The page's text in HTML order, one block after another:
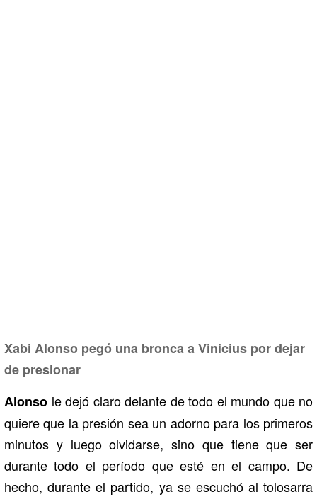
Xabi Alonso pegó una bronca a Vinicius por dejar
de presionar
Alonso le dejó claro delante de todo el mundo que no
quiere que la presión sea un adorno para los primeros
minutos y luego olvidarse, sino que tiene que ser
durante todo el período que esté en el campo. De
hecho, durante el partido, ya se escuchó al tolosarra